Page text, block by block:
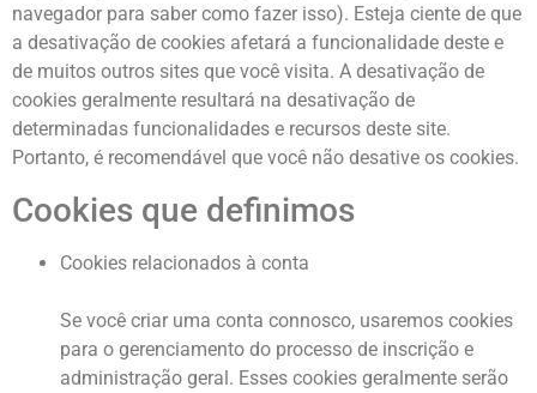
navegador para saber como fazer isso). Esteja ciente de que
a desativação de cookies afetará a funcionalidade deste e
de muitos outros sites que você visita. A desativação de
cookies geralmente resultará na desativação de
determinadas funcionalidades e recursos deste site.
Portanto, é recomendável que você não desative os cookies.
Cookies que definimos
Cookies relacionados à conta
Se você criar uma conta connosco, usaremos cookies
para o gerenciamento do processo de inscrição e
administração geral. Esses cookies geralmente serão